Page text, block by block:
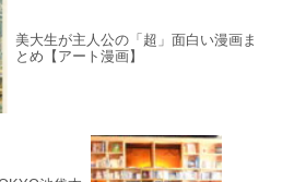
美大生が主人公の「超」面白い漫画ま
とめ【アート漫画】